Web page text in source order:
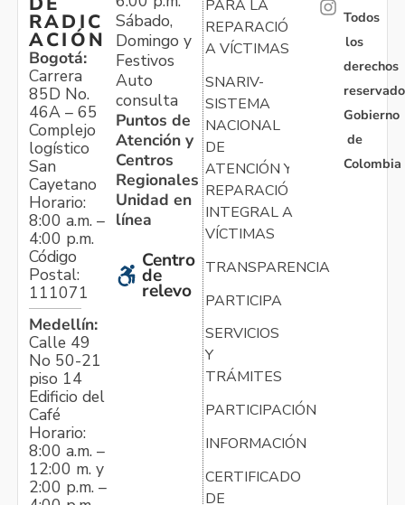
RADIC
ACIÓN
Bogotá:
Carrera
85D No.
46A – 65
Complejo
logístico
San
Cayetano
Horario:
8:00 a.m. –
4:00 p.m.
Código
Postal:
111071
Medellín:
Calle 49
No 50-21
piso 14
Edificio del
Café
Horario:
8:00 a.m. –
12:00 m. y
2:00 p.m. –
Sábado,
Domingo y
Festivos
Auto
consulta
Puntos de
Atención y
Centros
Regionales
Unidad en
línea
Centro
de
relevo
PARA LA
REPARACIÓN
A VÍCTIMAS
SNARIV-
SISTEMA
NACIONAL
DE
ATENCIÓN Y
REPARACIÓN
INTEGRAL A
VÍCTIMAS
TRANSPARENCIA
PARTICIPA
SERVICIOS
Y
TRÁMITES
PARTICIPACIÓN
INFORMACIÓN
CERTIFICADO
DE
Todos
los
derechos
Gobierno
de
Colombia